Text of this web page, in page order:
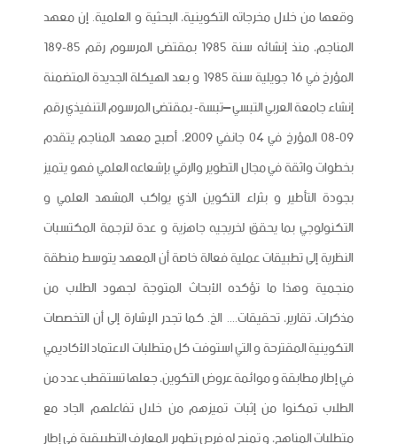
وقعها من خلال مخرجاته التكوينية، البحثية و العلمية. إن معهد
المناجم، منذ إنشائه سنة 1985 بمقتضى المرسوم رقم 85-189
المؤرخ في 16 جويلية سنة 1985 و بعد الهيكلة الجديدة المتضمنة
إنشاء جامعة العربي التبسي –تبسة- بمقتضى المرسوم التنفيذي رقم
09-08 المؤرخ في 04 جانفي 2009، أصبح معهد المناجم يتقدم
بخطوات واثقة في مجال التطوير والرقي بإشعاعه العلمي فهو يتميز
بجودة التأطير و بثراء التكوين الذي يواكب المشهد العلمي و
التكنولوجي بما يحقق لخريجيه جاهزية و عدة لترجمة المكتسبات
النظرية إلى تطبيقات عملية فعالة خاصة أن المعهد يتوسط منطقة
منجمية وهذا ما تؤكده الأبحاث المتوجة لجهود الطلاب من
مذكرات، تقارير، تحقيقات.... الخ. كما تجدر الإشارة إلى أن التخصصات
التكوينية المقترحة و التي استوفت كل متطلبات الاعتماد الأكاديمي
في إطار مطابقة و موائمة عروض التكوين، جعلها تستقطب عدد من
الطلاب تمكنوا من إثبات تميزهم من خلال تفاعلهم الجاد مع